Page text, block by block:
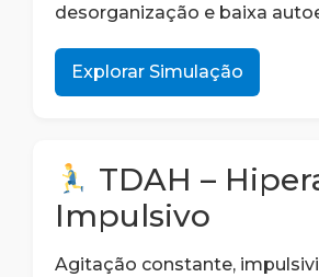
desorganização e baixa
Explorar Simulação
TDAH –
Impulsivo
Agitação constante,